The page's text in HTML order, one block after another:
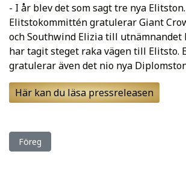
- I år blev det som sagt tre nya
Elitstokommittén gratulerar Giant
och Southwind Elizia till utnämnandet
har tagit steget raka vägen till Elitsto.
gratulerar även det nio nya
Här kan du läsa pressreleasen
Föregående artikel: En häst på kvällens
Föreg